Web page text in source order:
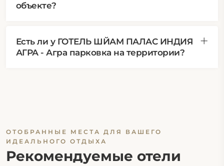
объекте?
Есть ли у ГОТЕЛЬ ШЙАМ ПАЛАС ИНДИЯ
АГРА - Агра парковка на территории?
ОТОБРАННЫЕ МЕСТА ДЛЯ ВАШЕГО
ИДЕАЛЬНОГО ОТДЫХА
Рекомендуемые отели